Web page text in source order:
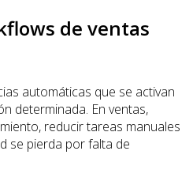
de ventas
automáticas que se activan
determinada. En ventas,
reducir tareas manuales
se pierda por falta de